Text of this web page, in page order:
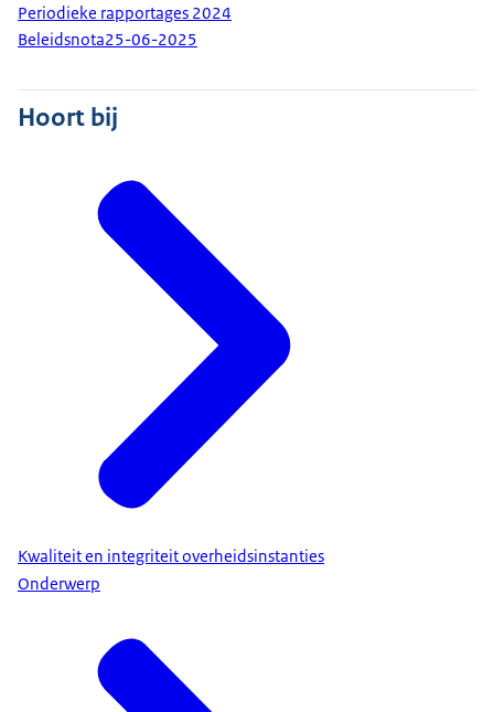
Periodieke rapportages 2024
Beleidsnota25-06-2025
Hoort bij
Kwaliteit en integriteit overheidsinstanties
Onderwerp